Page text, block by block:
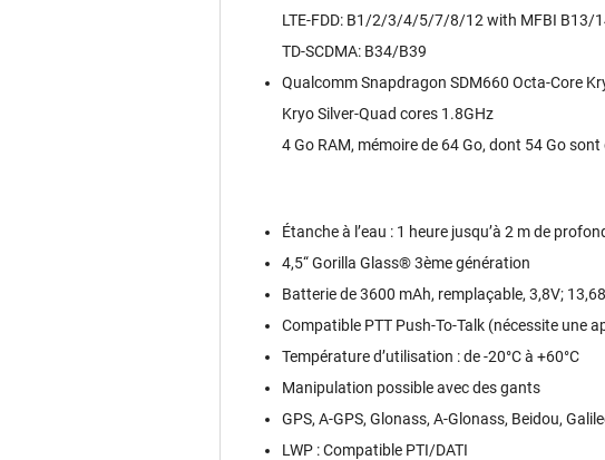
LTE-FDD: B1/2/3/4/5/7/8/12 with MFBI
TD-SCDMA: B34/B39
Qualcomm Snapdragon SDM660 Octa-Core
Kryo Silver-Quad cores 1.8GHz
4 Go RAM, mémoire de 64 Go, dont 54 Go
Étanche à l’eau : 1 heure jusqu’à 2 m de
4,5“ Gorilla Glass® 3ème génération
Batterie de 3600 mAh, remplaçable, 3,8V;
Compatible PTT Push-To-Talk (nécessite une
Température d’utilisation : de -20°C à +60°C
Manipulation possible avec des gants
GPS, A-GPS, Glonass, A-Glonass, Beidou,
LWP : Compatible PTI/DATI